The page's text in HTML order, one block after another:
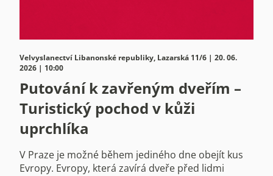
Velvyslanectví Libanonské republiky, Lazarská 11/6 | 20. 06.
2026 | 10:00
Putování k zavřeným dveřím –
Turistický pochod v kůži
uprchlíka
V Praze je možné během jediného dne obejít kus
Evropy. Evropy, která zavírá dveře před lidmi